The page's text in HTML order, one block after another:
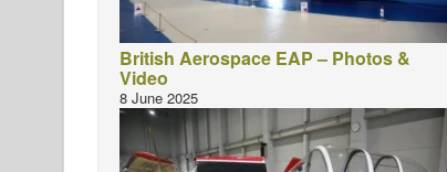
British Aerospace EAP – Photos &
Video
8 June 2025